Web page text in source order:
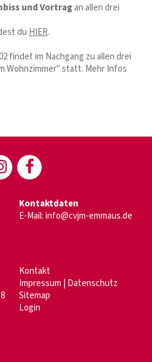
und Vortragan allen drei
du HIER.
findet im Nachgang zu allen drei
Wohnzimmer" statt. Mehr Infos
Kontaktdaten
E-Mail:info@cvjm-emmaus.de
Kontakt
Impressum Datenschutz
Sitemap
Login